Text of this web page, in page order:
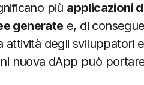
più applicazioni
generate e, di
attività degli
nuova dApp può